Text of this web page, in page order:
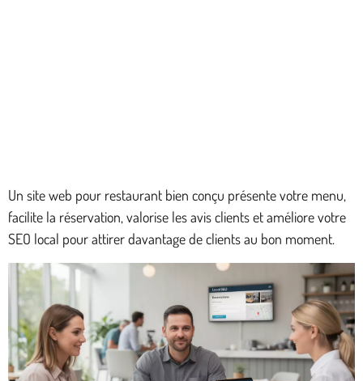
Un site web pour restaurant bien conçu présente votre menu,
facilite la réservation, valorise les avis clients et améliore votre
SEO local pour attirer davantage de clients au bon moment.